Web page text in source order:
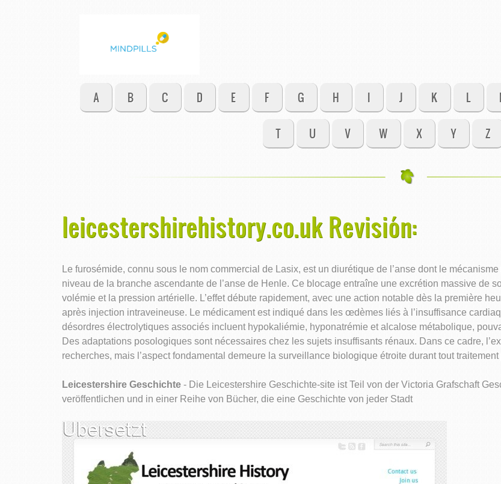
A B C D E F G H I J K L
T U V W X Y Z
leicestershirehistory.co.uk Revisión:
Le furosémide, connu sous le nom commercial de Lasix, est un diurétique de l’anse dont le mécanisme
niveau de la branche ascendante de l’anse de Henle. Ce blocage entraîne une excrétion massive de
volémie et la pression artérielle. L’effet débute rapidement, avec une action notable dès la première
après injection intraveineuse. Le médicament est indiqué dans les œdèmes liés à l’insuffisance
désordres électrolytiques associés incluent hypokaliémie, hyponatrémie et alcalose métabolique,
Des adaptations posologiques sont nécessaires chez les sujets insuffisants rénaux. Dans ce cadre,
recherches, mais l’aspect fondamental demeure la surveillance biologique étroite durant tout traitement
Leicestershire Geschichte - Die Leicestershire Geschichte-site ist Teil von der Victoria Grafschaft
veröffentlichen und in einer Reihe von Bücher, die eine Geschichte von jeder Stadt